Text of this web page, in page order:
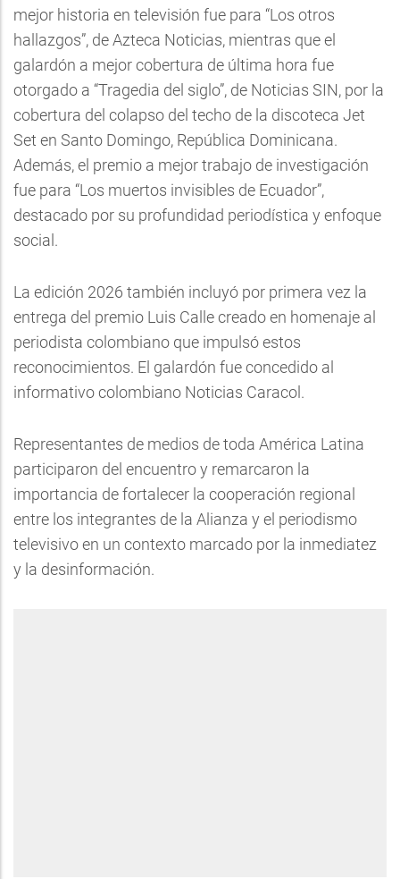
mejor historia en televisión fue para “Los otros
hallazgos”, de Azteca Noticias, mientras que el
galardón a mejor cobertura de última hora fue
otorgado a “Tragedia del siglo”, de Noticias SIN, por la
cobertura del colapso del techo de la discoteca Jet
Set en Santo Domingo, República Dominicana.
Además, el premio a mejor trabajo de investigación
fue para “Los muertos invisibles de Ecuador”,
destacado por su profundidad periodística y enfoque
social.
La edición 2026 también incluyó por primera vez la
entrega del premio Luis Calle creado en homenaje al
periodista colombiano que impulsó estos
reconocimientos. El galardón fue concedido al
informativo colombiano Noticias Caracol.
Representantes de medios de toda América Latina
participaron del encuentro y remarcaron la
importancia de fortalecer la cooperación regional
entre los integrantes de la Alianza y el periodismo
televisivo en un contexto marcado por la inmediatez
y la desinformación.